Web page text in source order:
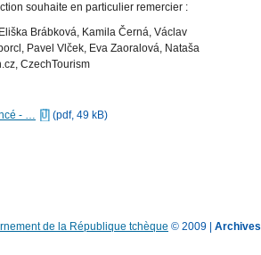
souhaite en particulier remercier :
Brábková, Kamila Černá, Václav
Pavel Vlček, Eva Zaoralová, Nataša
CzechTourism
- …
(pdf, 49 kB)
de la République tchèque © 2009 | Archives